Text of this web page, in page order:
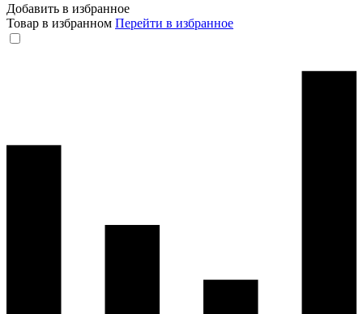
Добавить в избранное
Товар в избранном Перейти в избранное